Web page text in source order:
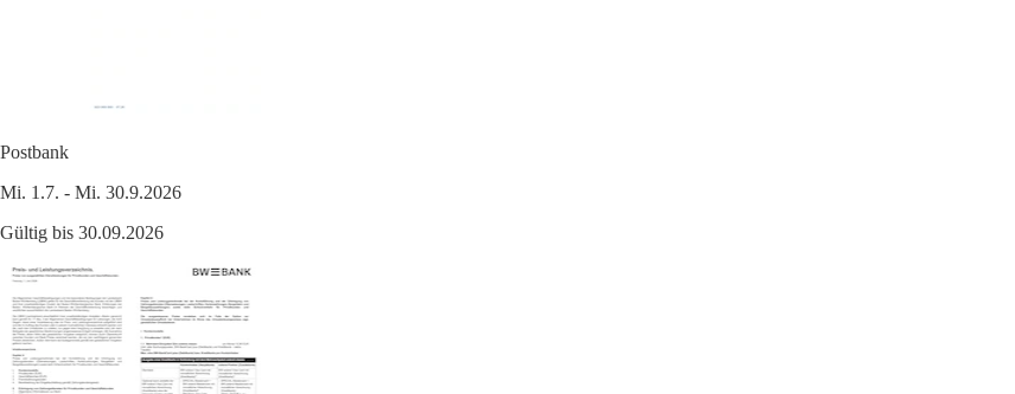
Postbank
Mi. 1.7. - Mi. 30.9.2026
Gültig bis 30.09.2026